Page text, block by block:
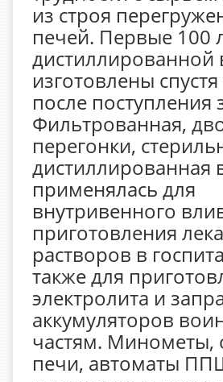
из строя
печей. Первые 100
изготовлены
после поступления
Фильтрованная,
перегонки,
дистиллированная
применялась для
внутривенного
приготовления
растворов в
также для
электролита и
аккумуляторов
частям. Минометы,
печи, автоматы